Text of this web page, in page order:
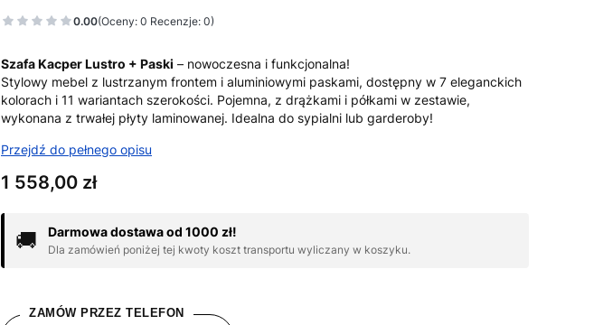
0.00(Oceny: 0 Recenzje: 0)
Szafa Kacper Lustro + Paski – nowoczesna i funkcjonalna!
Stylowy mebel z lustrzanym frontem i aluminiowymi paskami, dostępny w 7 eleganckich
kolorach i 11 wariantach szerokości. Pojemna, z drążkami i półkami w zestawie,
wykonana z trwałej płyty laminowanej. Idealna do sypialni lub garderoby!
Przejdź do pełnego opisu
Cena
1 558,00 zł
🚚 Darmowa dostawa od 1000 zł!
Dla zamówień poniżej tej kwoty koszt transportu wyliczany w koszyku.
ZAMÓW PRZEZ TELEFON